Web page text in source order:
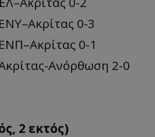
0-3
0-1
Ανόρθωση 2-0
2 εκτός)